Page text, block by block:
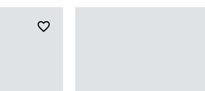
favorite_border